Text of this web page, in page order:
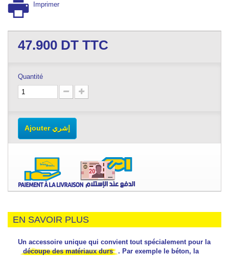
Imprimer
47.900 DT TTC
Quantité
Ajouter إشري
EN SAVOIR PLUS
Un accessoire unique qui convient tout spécialement pour la
découpe des matériaux durs
. Par exemple le béton, la